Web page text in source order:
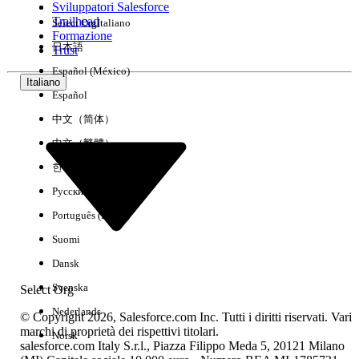
Esperienza
Nessun risultato
Sviluppatori Salesforce
Trailhead
Formazione
Trust
Italiano
Select Org
Select OrgItaliano
日本語
Español (México)
Español
中文（简体）
中文（繁體）
한국어
Русский
Português (Brasil)
Suomi
Dansk
Svenska
Nederlands
Norsk
© Copyright 2026, Salesforce.com Inc. Tutti i diritti riservati. Vari
marchi di proprietà dei rispettivi titolari.
salesforce.com Italy S.r.l., Piazza Filippo Meda 5, 20121 Milano